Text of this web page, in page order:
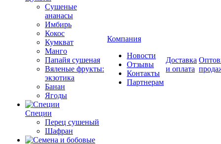
Cушеные
ананасы
Имбирь
Кокос
Кумкват
Манго
Папайя сушеная
Вяленые фрукты:
экзотика
Банан
Ягоды
Специи
Перец сушеный
Шафран
Компания
Новости
Отзывы
Контакты
Партнерам
Доставка
и оплата